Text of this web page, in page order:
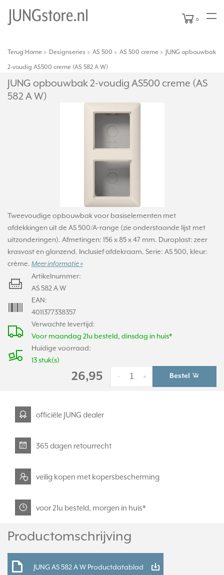
0
Terug Home Designseries AS 500 AS 500 creme JUNG opbouwbak
2-voudig AS500 creme (AS 582 A W)
JUNG opbouwbak 2-voudig AS500 creme (AS
582 A W)
Tweevoudige opbouwbak voor basiselementen met
afdekkingen uit de AS 500/A-range (zie onderstaande lijst met
uitzonderingen). Afmetingen: 156 x 85 x 47 mm. Duroplast: zeer
krasvast en glanzend. Inclusief afdekraam. Serie: AS 500, kleur:
crème. Meer informatie »
Verwachte levertijd:
Voor maandag 21u besteld, dinsdag in huis*
Huidige voorraad:
13 stuk(s)
Artikelnummer:
AS 582 A W
EAN:
4011377338357
26,95 +
- Bestel
officiële JUNG dealer
365 dagen retourrecht
veilig kopen met kopersbescherming
voor 21u besteld, morgen in huis*
Productomschrijving
JUNG AS 582 A W Productdatablad